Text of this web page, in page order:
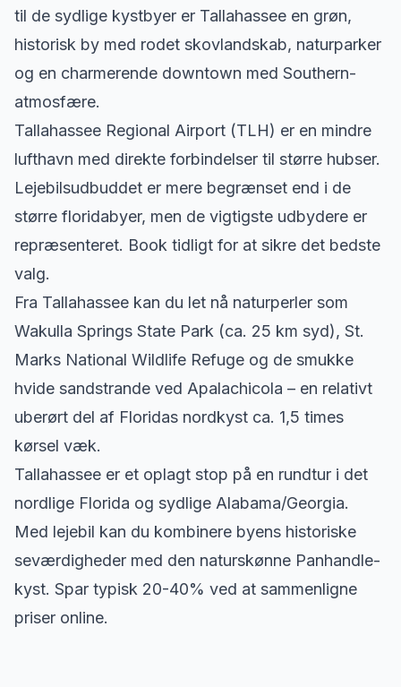
til de sydlige kystbyer er Tallahassee en grøn,
historisk by med rodet skovlandskab, naturparker
og en charmerende downtown med Southern-
atmosfære.
Tallahassee Regional Airport (TLH) er en mindre
lufthavn med direkte forbindelser til større hubser.
Lejebilsudbuddet er mere begrænset end i de
større floridabyer, men de vigtigste udbydere er
repræsenteret. Book tidligt for at sikre det bedste
valg.
Fra Tallahassee kan du let nå naturperler som
Wakulla Springs State Park (ca. 25 km syd), St.
Marks National Wildlife Refuge og de smukke
hvide sandstrande ved Apalachicola – en relativt
uberørt del af Floridas nordkyst ca. 1,5 times
kørsel væk.
Tallahassee er et oplagt stop på en rundtur i det
nordlige Florida og sydlige Alabama/Georgia.
Med lejebil kan du kombinere byens historiske
seværdigheder med den naturskønne Panhandle-
kyst. Spar typisk 20-40% ved at sammenligne
priser online.